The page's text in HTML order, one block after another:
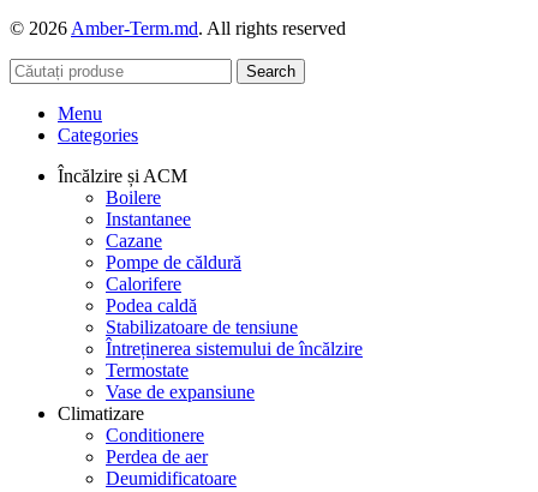
© 2026 Amber-Term.md. All rights reserved
Search
Menu
Categories
Încălzire și ACM
Boilere
Instantanee
Cazane
Pompe de căldură
Calorifere
Podea caldă
Stabilizatoare de tensiune
Întreținerea sistemului de încălzire
Termostate
Vase de expansiune
Climatizare
Conditionere
Perdea de aer
Deumidificatoare